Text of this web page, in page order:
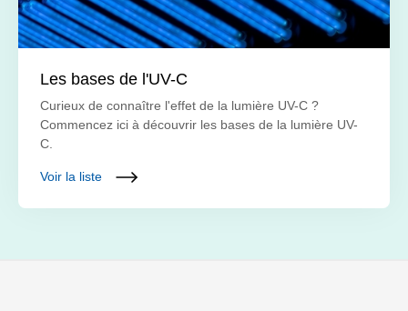
Les bases de l'UV-C
Curieux de connaître l'effet de la lumière UV-C ?
Commencez ici à découvrir les bases de la lumière UV-
C.
Voir la liste